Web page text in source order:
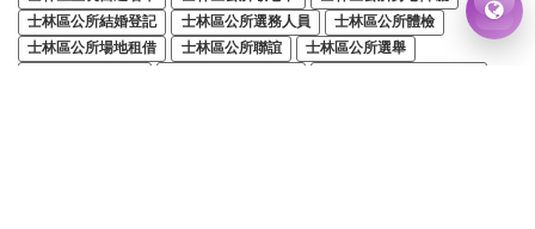
士林區公所結婚登記
士林區公所選務人員
士林區公所體檢
士林區公所場地租借
士林區公所聯誼
士林區公所選舉